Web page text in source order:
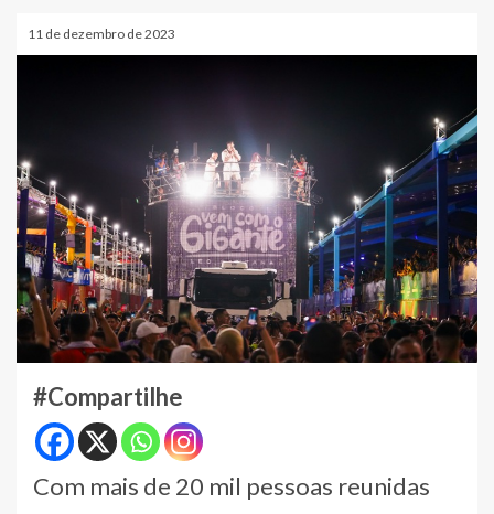
11 de dezembro de 2023
#Compartilhe
Com mais de 20 mil pessoas reunidas